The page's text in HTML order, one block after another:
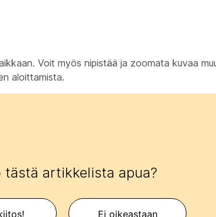
Voit myös nipistää ja zoomata kuvaa
aloittamista.
tästä artikkelista apua?
Ei oikeastaan